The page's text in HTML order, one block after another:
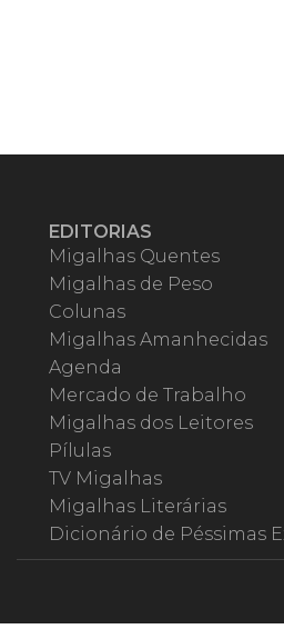
EDITORIAS
Migalhas Quentes
Migalhas de Peso
Colunas
Migalhas Amanhecidas
Agenda
Mercado de Trabalho
Migalhas dos Leitores
Pílulas
TV Migalhas
Migalhas Literárias
Dicionário de Péssimas